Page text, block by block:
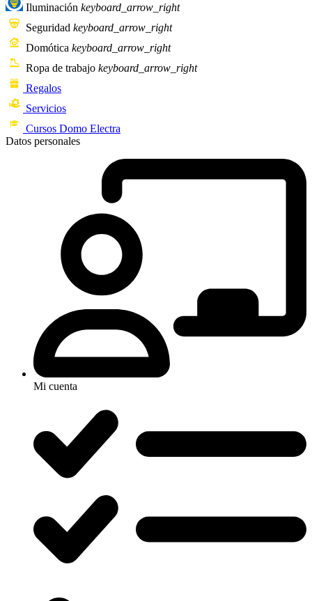
Iluminación keyboard_arrow_right
Seguridad keyboard_arrow_right
Domótica keyboard_arrow_right
Ropa de trabajo keyboard_arrow_right
Regalos
Servicios
Cursos Domo Electra
Datos personales
Mi cuenta